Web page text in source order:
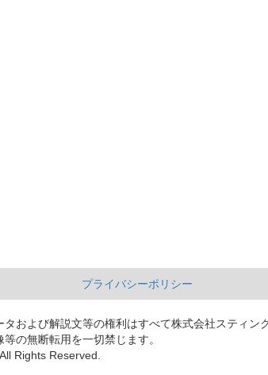
プライバシーポリシー
および解説文等の権利はすべて株式会社スティン
の無断転用を一切禁じます。
Rights Reserved.